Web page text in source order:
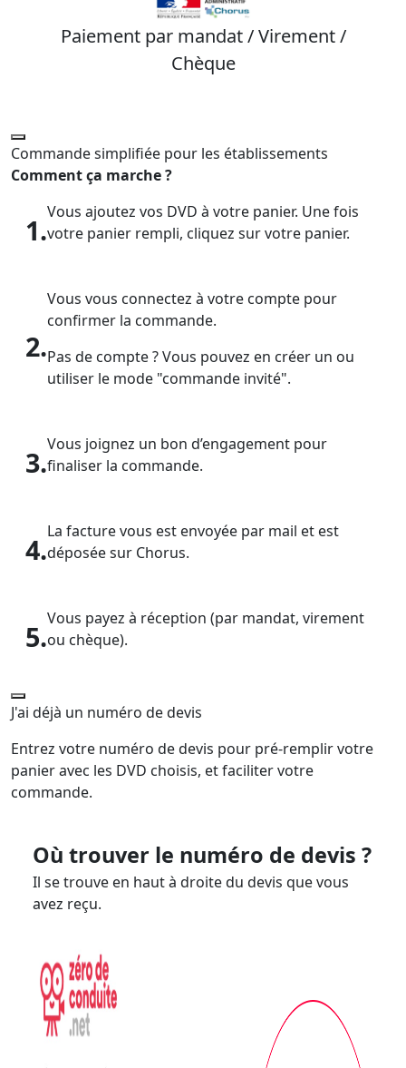
Paiement par mandat / Virement /
Chèque
Commande simplifiée pour les établissements
Comment ça marche ?
1.
Vous ajoutez vos DVD à votre panier. Une fois
votre panier rempli, cliquez sur votre panier.
2.
Vous vous connectez à votre compte pour
confirmer la commande.
Pas de compte ? Vous pouvez en créer un ou
utiliser le mode "commande invité".
3.
Vous joignez un bon d’engagement pour
finaliser la commande.
4.
La facture vous est envoyée par mail et est
déposée sur Chorus.
5.
Vous payez à réception (par mandat, virement
ou chèque).
J'ai déjà un numéro de devis
Entrez votre numéro de devis pour pré-remplir votre
panier avec les DVD choisis, et faciliter votre
commande.
Où trouver le numéro de devis ?
Il se trouve en haut à droite du devis que vous
avez reçu.